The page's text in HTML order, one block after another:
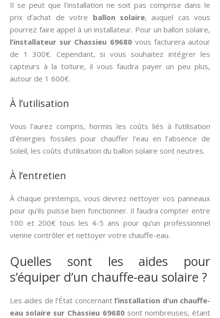
Il se peut que l’installation ne soit pas comprise dans le
prix d’achat de votre ballon solaire, auquel cas vous
pourrez faire appel à un installateur. Pour un ballon solaire,
l’installateur sur Chassieu 69680vous facturera autour
de 1 300€. Cependant, si vous souhaitez intégrer les
capteurs à la toiture, il vous faudra payer un peu plus,
autour de 1 600€.
À l’utilisation
Vous l’aurez compris, hormis les coûts liés à l’utilisation
d’énergies fossiles pour chauffer l’eau en l’absence de
Soleil, les coûts d’utilisation du ballon solaire sont neutres.
À l’entretien
À chaque printemps, vous devrez nettoyer vos panneaux
pour qu’ils puisse bien fonctionner. Il faudra compter entre
100 et 200€ tous les 4-5 ans pour qu’un professionnel
vienne contrôler et nettoyer votre chauffe-eau.
Quelles sont les aides pour
s’équiper d’un chauffe-eau solaire ?
Les aides de l’État concernant l’installation d’un chauffe-
eau solaire sur Chassieu 69680sont nombreuses, étant